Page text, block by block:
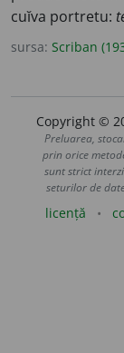
cuĭva portretu:
sursa: Scriban
Copyright ©
Preluarea,
prin orice
sunt strict
seturilor de
licență